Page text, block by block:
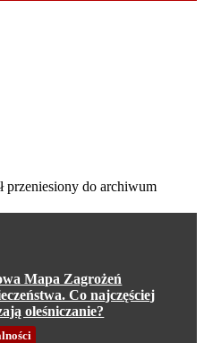
przeniesiony do archiwum
Mapa Zagrożeń
Co najczęściej
oleśniczanie?